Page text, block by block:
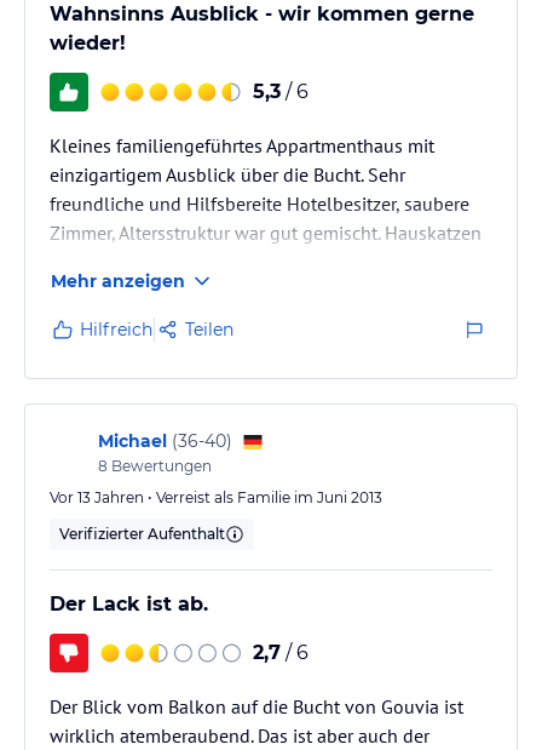
Wahnsinns Ausblick - wir kommen gerne
wieder!
5,3 / 6
Kleines familiengeführtes Appartmenthaus mit
einzigartigem Ausblick über die Bucht. Sehr
freundliche und Hilfsbereite Hotelbesitzer, saubere
Zimmer, Altersstruktur war gut gemischt. Hauskatzen
Parkmöglichkeiten. Das Frühstück (sofert gebucht)
wird im Restaurant des Hotelbesitzers eingenommen
und ist für griechische Verhältnisse gut. Mietwagen
unbedingt empfohlen!
Wir waren Ende September dort und fanden es
äußerst angenehm eine etwas ruhigere Reisezeit
erwischt zu haben.…
Mehr anzeigen
Hilfreich Teilen
Michael (36-40)
8 Bewertungen
Vor 13 Jahren • Verreist als Familie im Juni 2013
Verifizierter Aufenthalt
Der Lack ist ab.
2,7 / 6
Der Blick vom Balkon auf die Bucht von Gouvia ist
wirklich atemberaubend. Das ist aber auch der